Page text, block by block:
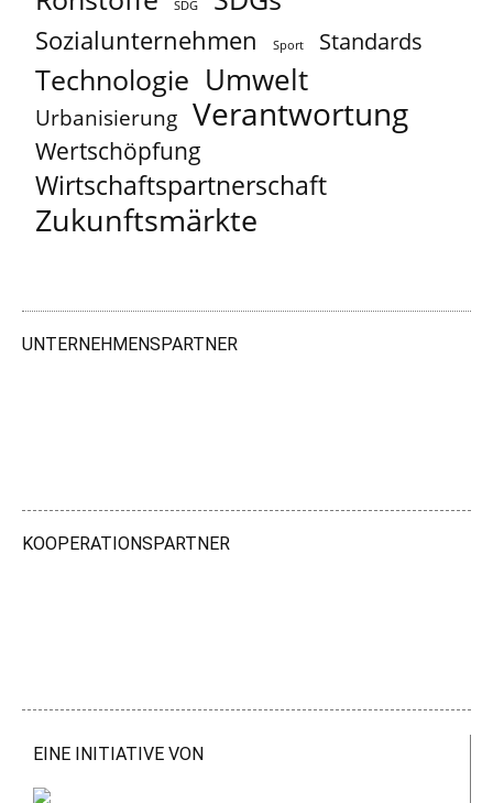
SDG
Sozialunternehmen Sport Standards
Technologie Umwelt
Urbanisierung Verantwortung
Wertschöpfung
Wirtschaftspartnerschaft
Zukunftsmärkte
UNTERNEHMENSPARTNER
KOOPERATIONSPARTNER
EINE INITIATIVE VON